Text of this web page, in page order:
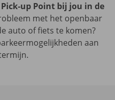
up Point bij jou in de
met het openbaar
auto of fiets te komen?
aan